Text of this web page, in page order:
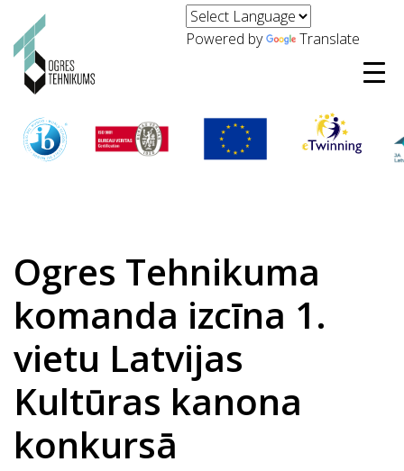
Powered by Translate
Ogres Tehnikuma
komanda izcīna 1.
vietu Latvijas
Kultūras kanona
konkursā